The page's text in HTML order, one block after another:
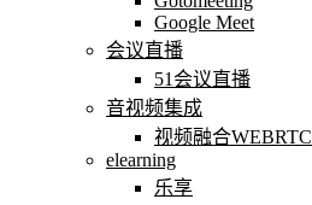
Google Meet
会议直播
51会议直播
音视频集成
视频融合WEBRTC
elearning
乐享